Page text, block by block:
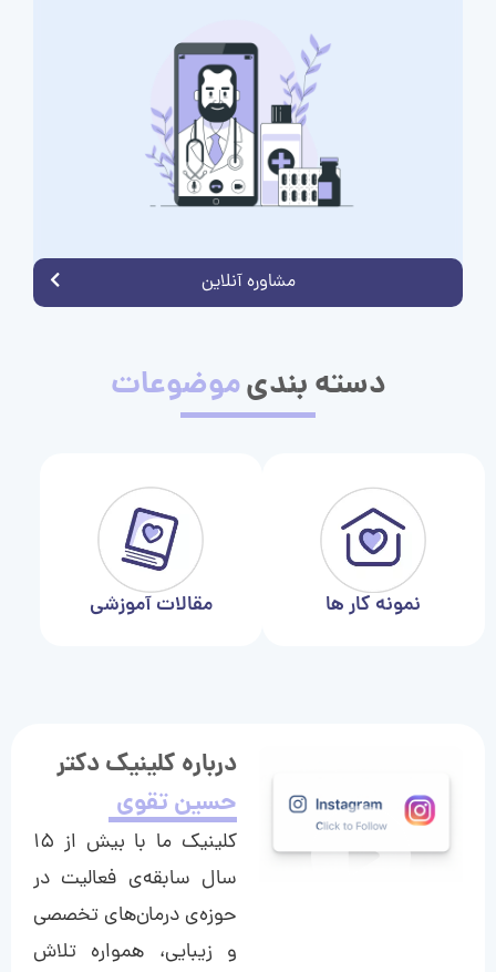
مشاوره آنلاین
دسته بندیموضوعات
نمونه کار ها مقالات آموزشی
درباره کلینیک دکتر
حسین تقوی
کلینیک ما با بیش از ۱۵
سال سابقه‌ی فعالیت در
حوزه‌ی درمان‌های تخصصی
و زیبایی، همواره تلاش